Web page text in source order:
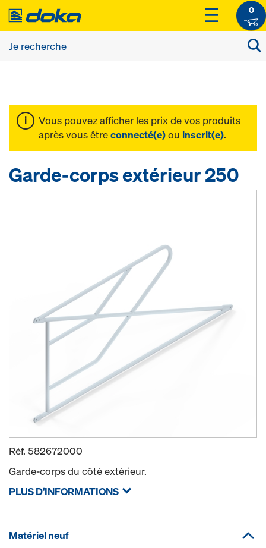
0
Vous pouvez afficher les prix de vos produits
après vous êtreconnecté(e)ou inscrit(e).
Garde-corps extérieur 250
Réf. 582672000
Garde-corps du côté extérieur.
PLUS D'INFORMATIONS
Matériel neuf